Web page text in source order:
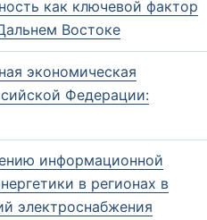
как ключевой фактор
Востоке
экономическая
Федерации:
информационной
в регионах в
электроснабжения